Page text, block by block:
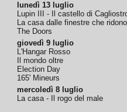
lunedì 13 luglio
Lupin III - Il castello di
La casa dalle finestre che ridono
The Doors
giovedì 9 luglio
L'Hangar Rosso
Il mondo oltre
Election Day
165' Mineurs
mercoledì 8 luglio
La casa - Il rogo del male